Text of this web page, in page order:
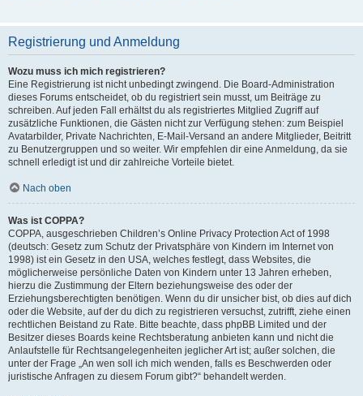
Registrierung und Anmeldung
Wozu muss ich mich registrieren?
Eine Registrierung ist nicht unbedingt zwingend. Die Board-Administration
dieses Forums entscheidet, ob du registriert sein musst, um Beiträge zu
schreiben. Auf jeden Fall erhältst du als registriertes Mitglied Zugriff auf
zusätzliche Funktionen, die Gästen nicht zur Verfügung stehen: zum Beispiel
Avatarbilder, Private Nachrichten, E-Mail-Versand an andere Mitglieder, Beitritt
zu Benutzergruppen und so weiter. Wir empfehlen dir eine Anmeldung, da sie
schnell erledigt ist und dir zahlreiche Vorteile bietet.
Nach oben
Was ist COPPA?
COPPA, ausgeschrieben Children’s Online Privacy Protection Act of 1998
(deutsch: Gesetz zum Schutz der Privatsphäre von Kindern im Internet von
1998) ist ein Gesetz in den USA, welches festlegt, dass Websites, die
möglicherweise persönliche Daten von Kindern unter 13 Jahren erheben,
hierzu die Zustimmung der Eltern beziehungsweise des oder der
Erziehungsberechtigten benötigen. Wenn du dir unsicher bist, ob dies auf dich
oder die Website, auf der du dich zu registrieren versuchst, zutrifft, ziehe einen
rechtlichen Beistand zu Rate. Bitte beachte, dass phpBB Limited und der
Besitzer dieses Boards keine Rechtsberatung anbieten kann und nicht die
Anlaufstelle für Rechtsangelegenheiten jeglicher Art ist; außer solchen, die
unter der Frage „An wen soll ich mich wenden, falls es Beschwerden oder
juristische Anfragen zu diesem Forum gibt?“ behandelt werden.